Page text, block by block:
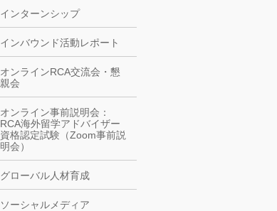
インターンシップ
インバウンド活動レポート
オンラインRCA交流会・懇
親会
オンライン事前説明会：
RCA海外留学アドバイザー
資格認定試験（Zoom事前説
明会）
グローバル人材育成
ソーシャルメディア